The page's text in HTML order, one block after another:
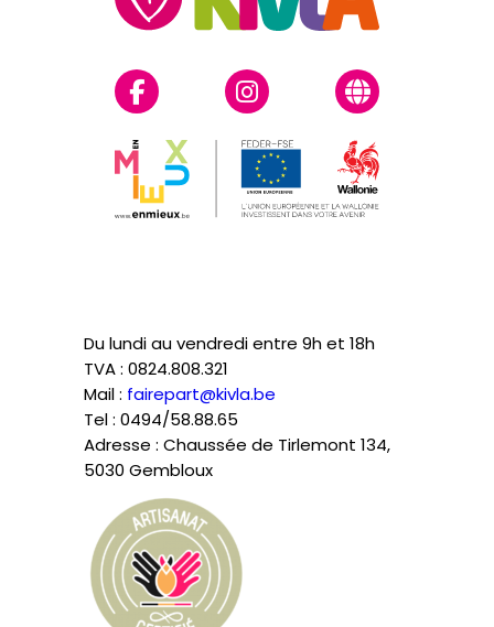
Du lundi au vendredi entre 9h et 18h
TVA : 0824.808.321
Mail : fairepart@kivla.be
Tel : 0494/58.88.65
Adresse : Chaussée de Tirlemont 134,
5030 Gembloux